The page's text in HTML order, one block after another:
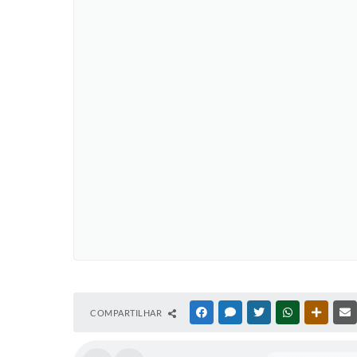
COMPARTILHAR FACEBOOKMESSENGER
TWITTERWHATSAPP